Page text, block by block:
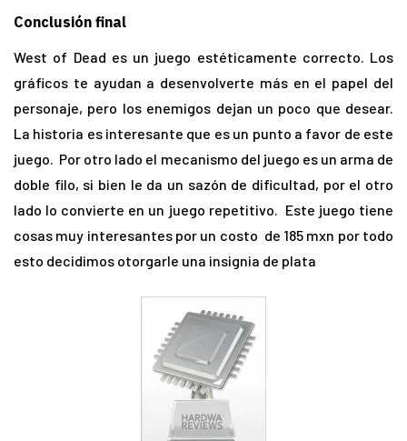
Conclusión final
West of Dead es un juego estéticamente correcto. Los
gráficos te ayudan a desenvolverte más en el papel del
personaje, pero los enemigos dejan un poco que desear.
La historia es interesante que es un punto a favor de este
juego. Por otro lado el mecanismo del juego es un arma de
doble filo, si bien le da un sazón de dificultad, por el otro
lado lo convierte en un juego repetitivo. Este juego tiene
cosas muy interesantes por un costo de 185 mxn por todo
esto decidimos otorgarle una insignia de plata